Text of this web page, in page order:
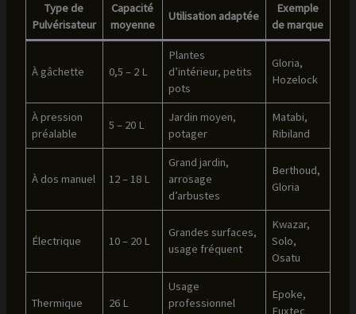
Type de
Pulvérisateur
Capacité
moyenne
Utilisation adaptée
Exemple
de marque
À gâchette 0,5 – 2 L
Plantes
d’intérieur, petits
pots
Gloria,
Hozelock
À pression
préalable
5 – 20 L
Jardin moyen,
potager
Matabi,
Ribiland
À dos manuel 12 – 18 L
Grand jardin,
arrosage
d’arbustes
Berthoud,
Gloria
Électrique 10 – 20 L
Grandes surfaces,
usage fréquent
Kwazar,
Solo,
Osatu
Thermique 26 L
Usage
professionnel
Epoke,
Fuxtec